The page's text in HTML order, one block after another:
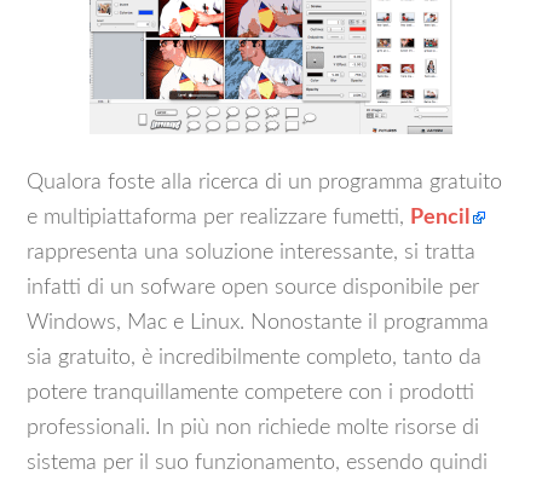
Qualora foste alla ricerca di un programma gratuito
e multipiattaforma per realizzare fumetti, Pencil
rappresenta una soluzione interessante, si tratta
infatti di un sofware open source disponibile per
Windows, Mac e Linux. Nonostante il programma
sia gratuito, è incredibilmente completo, tanto da
potere tranquillamente competere con i prodotti
professionali. In più non richiede molte risorse di
sistema per il suo funzionamento, essendo quindi